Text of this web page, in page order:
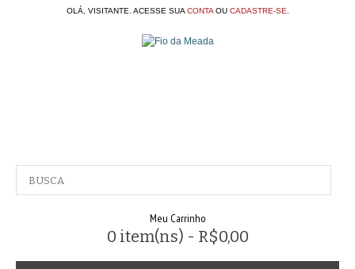
OLÁ, VISITANTE. ACESSE SUA CONTAOU CADASTRE-SE
Meu Carrinho
0 item(ns) - R$0,00